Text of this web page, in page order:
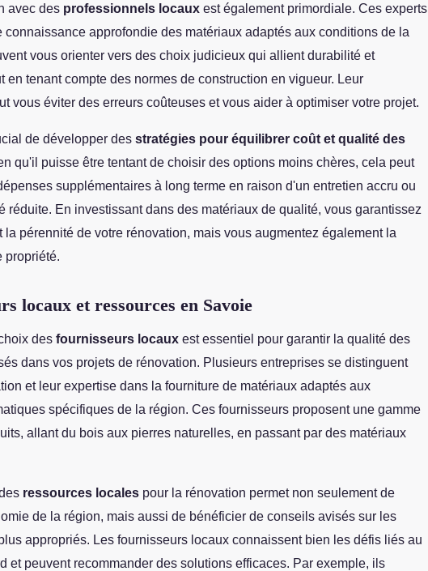
avec des professionnels locaux est également primordiale. Ces experts
connaissance approfondie des matériaux adaptés aux conditions de la
vous orienter vers des choix judicieux qui allient durabilité et
en tenant compte des normes de construction en vigueur. Leur
vous éviter des erreurs coûteuses et vous aider à optimiser votre projet.
de développer des stratégies pour équilibrer coût et qualité des
qu'il puisse être tentant de choisir des options moins chères, cela peut
supplémentaires à long terme en raison d'un entretien accru ou
réduite. En investissant dans des matériaux de qualité, vous garantissez
la pérennité de votre rénovation, mais vous augmentez également la
propriété.
locaux et ressources en Savoie
des fournisseurs locaux est essentiel pour garantir la qualité des
dans vos projets de rénovation. Plusieurs entreprises se distinguent
et leur expertise dans la fourniture de matériaux adaptés aux
spécifiques de la région. Ces fournisseurs proposent une gamme
allant du bois aux pierres naturelles, en passant par des matériaux
ressources locales pour la rénovation permet non seulement de
de la région, mais aussi de bénéficier de conseils avisés sur les
appropriés. Les fournisseurs locaux connaissent bien les défis liés au
et peuvent recommander des solutions efficaces. Par exemple, ils